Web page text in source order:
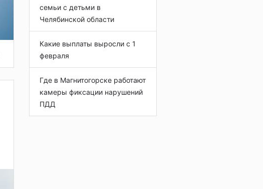
семьи с детьми в
Челябинской области
Какие выплаты выросли с 1
февраля
Где в Магнитогорске работают
камеры фиксации нарушений
ПДД